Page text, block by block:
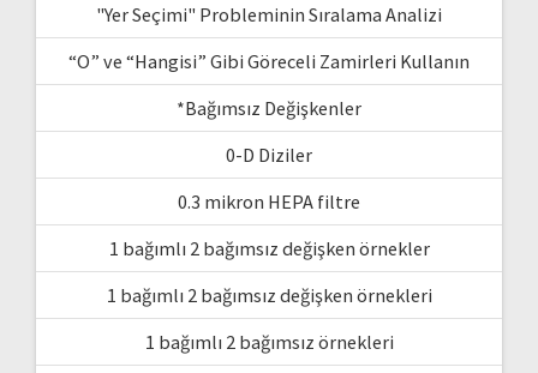
"Yer Seçimi" Probleminin Sıralama Analizi
“O” ve “Hangisi” Gibi Göreceli Zamirleri Kullanın
*Bağımsız Değişkenler
0-D Diziler
0.3 mikron HEPA filtre
1 bağımlı 2 bağımsız değişken örnekler
1 bağımlı 2 bağımsız değişken örnekleri
1 bağımlı 2 bağımsız örnekleri